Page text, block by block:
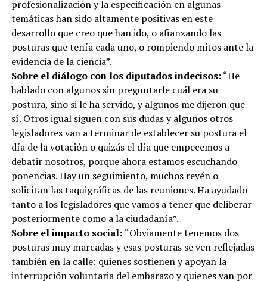
profesionalización y la especificación en algunas
temáticas han sido altamente positivas en este
desarrollo que creo que han ido, o afianzando las
posturas que tenía cada uno, o rompiendo mitos ante la
evidencia de la ciencia”.
Sobre el diálogo con los diputados indecisos:“He
hablado con algunos sin preguntarle cuál era su
postura, sino si le ha servido, y algunos me dijeron que
sí. Otros igual siguen con sus dudas y algunos otros
legisladores van a terminar de establecer su postura el
día de la votación o quizás el día que empecemos a
debatir nosotros, porque ahora estamos escuchando
ponencias. Hay un seguimiento, muchos revén o
solicitan las taquigráficas de las reuniones. Ha ayudado
tanto a los legisladores que vamos a tener que deliberar
posteriormente como a la ciudadanía”.
Sobre el impacto social: “Obviamente tenemos dos
posturas muy marcadas y esas posturas se ven reflejadas
también en la calle: quienes sostienen y apoyan la
interrupción voluntaria del embarazo y quienes van por